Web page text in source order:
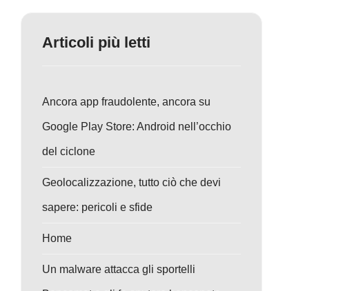
Articoli più letti
Ancora app fraudolente, ancora su
Google Play Store: Android nell’occhio
del ciclone
Geolocalizzazione, tutto ciò che devi
sapere: pericoli e sfide
Home
Un malware attacca gli sportelli